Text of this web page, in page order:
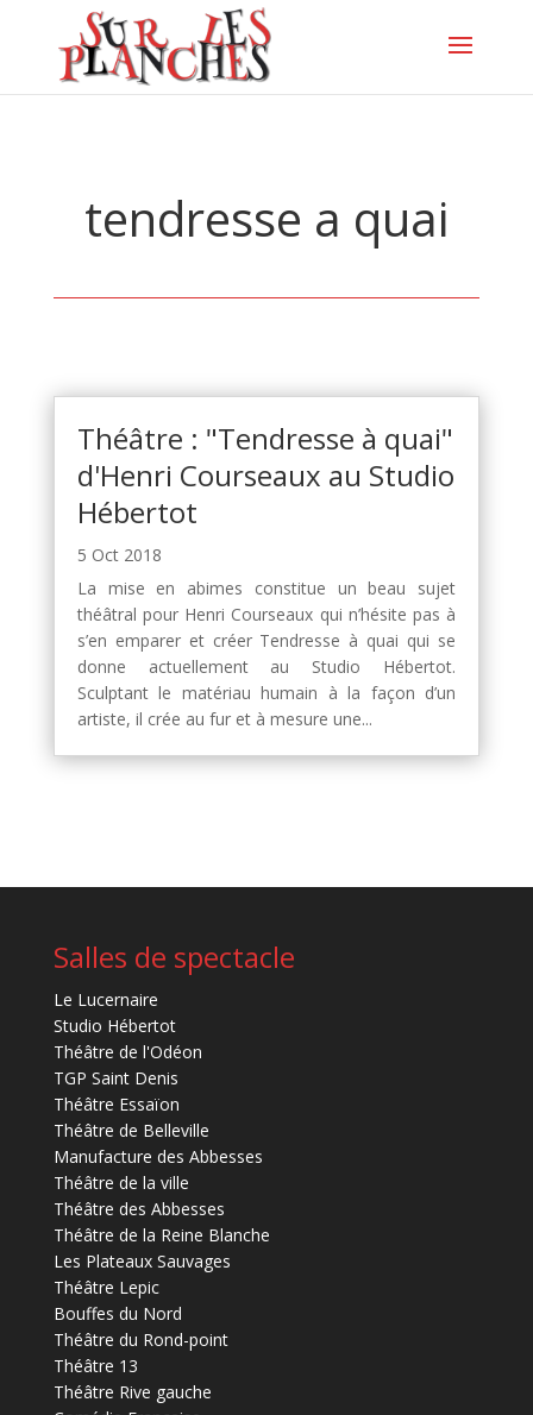
tendresse a quai
Théâtre : "Tendresse à quai"
d'Henri Courseaux au Studio
Hébertot
5 Oct 2018
La mise en abimes constitue un beau sujet
théâtral pour Henri Courseaux qui n’hésite pas à
s’en emparer et créer Tendresse à quai qui se
donne actuellement au Studio Hébertot.
Sculptant le matériau humain à la façon d’un
artiste, il crée au fur et à mesure une...
Salles de spectacle
Le Lucernaire
Studio Hébertot
Théâtre de l'Odéon
TGP Saint Denis
Théâtre Essaïon
Théâtre de Belleville
Manufacture des Abbesses
Théâtre de la ville
Théâtre des Abbesses
Théâtre de la Reine Blanche
Les Plateaux Sauvages
Théâtre Lepic
Bouffes du Nord
Théâtre du Rond-point
Théâtre 13
Théâtre Rive gauche